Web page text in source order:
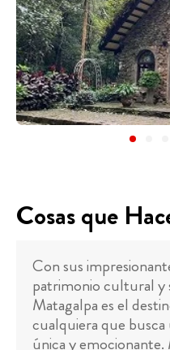
Cosas que
Con sus
patrimonio cultural y
Matagalpa es el
cualquiera que busca
única y emocionante.